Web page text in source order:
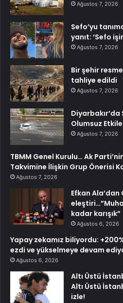
Ağustos 7, 2026
Sefo’yu
yanıt: ‘Sefo
Ağustos 7, 2026
Bir şehir
tahliye edildi
Ağustos 7, 2026
Diyarbakır’da
Olumsuz
Ağustos 7, 2026
TBMM Genel Kurulu… Ak
Takvimine İlişkin Grup Önerisi
Ağustos 7, 2026
Efkan Ala’dan
kadar karışık”
Ağustos 6, 2026
Yapay zekamız biliyordu:
ezdi ve yükselmeye devam
Ağustos 6, 2026
Altı Üstü
Altı Üstü
izle!